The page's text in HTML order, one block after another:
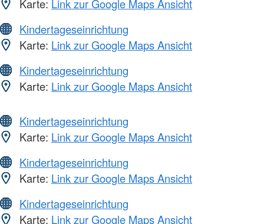
Karte: Link zur Google Maps Ansicht
Kindertageseinrichtung
Karte: Link zur Google Maps Ansicht
Kindertageseinrichtung
Karte: Link zur Google Maps Ansicht
Kindertageseinrichtung
Karte: Link zur Google Maps Ansicht
Kindertageseinrichtung
Karte: Link zur Google Maps Ansicht
Kindertageseinrichtung
Karte: Link zur Google Maps Ansicht